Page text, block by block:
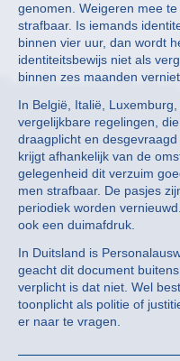
genomen. Weigeren mee
strafbaar. Is iemands
binnen vier uur, dan wordt
identiteitsbewijs niet als
binnen zes maanden
In België, Italië,
vergelijkbare regelingen,
draagplicht en
krijgt afhankelijk van de
gelegenheid dit verzuim
men strafbaar. De pasjes
periodiek worden
ook een duimafdruk.
In Duitsland is
geacht dit document
verplicht is dat niet. Wel
toonplicht als politie of
er naar te vragen.